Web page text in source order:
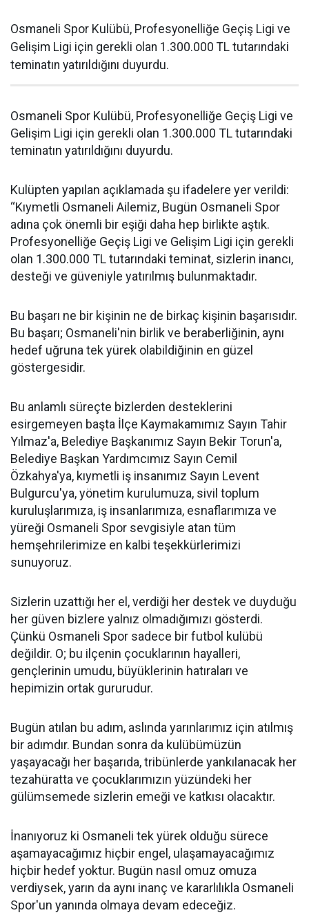
Osmaneli Spor Kulübü, Profesyonelliğe Geçiş Ligi ve
Gelişim Ligi için gerekli olan 1.300.000 TL tutarındaki
teminatın yatırıldığını duyurdu.
Osmaneli Spor Kulübü, Profesyonelliğe Geçiş Ligi ve
Gelişim Ligi için gerekli olan 1.300.000 TL tutarındaki
teminatın yatırıldığını duyurdu.
Kulüpten yapılan açıklamada şu ifadelere yer verildi:
“Kıymetli Osmaneli Ailemiz, Bugün Osmaneli Spor
adına çok önemli bir eşiği daha hep birlikte aştık.
Profesyonelliğe Geçiş Ligi ve Gelişim Ligi için gerekli
olan 1.300.000 TL tutarındaki teminat, sizlerin inancı,
desteği ve güveniyle yatırılmış bulunmaktadır.
Bu başarı ne bir kişinin ne de birkaç kişinin başarısıdır.
Bu başarı; Osmaneli'nin birlik ve beraberliğinin, aynı
hedef uğruna tek yürek olabildiğinin en güzel
göstergesidir.
Bu anlamlı süreçte bizlerden desteklerini
esirgemeyen başta İlçe Kaymakamımız Sayın Tahir
Yılmaz'a, Belediye Başkanımız Sayın Bekir Torun'a,
Belediye Başkan Yardımcımız Sayın Cemil
Özkahya'ya, kıymetli iş insanımız Sayın Levent
Bulgurcu'ya, yönetim kurulumuza, sivil toplum
kuruluşlarımıza, iş insanlarımıza, esnaflarımıza ve
yüreği Osmaneli Spor sevgisiyle atan tüm
hemşehrilerimize en kalbi teşekkürlerimizi
sunuyoruz.
Sizlerin uzattığı her el, verdiği her destek ve duyduğu
her güven bizlere yalnız olmadığımızı gösterdi.
Çünkü Osmaneli Spor sadece bir futbol kulübü
değildir. O; bu ilçenin çocuklarının hayalleri,
gençlerinin umudu, büyüklerinin hatıraları ve
hepimizin ortak gururudur.
Bugün atılan bu adım, aslında yarınlarımız için atılmış
bir adımdır. Bundan sonra da kulübümüzün
yaşayacağı her başarıda, tribünlerde yankılanacak her
tezahüratta ve çocuklarımızın yüzündeki her
gülümsemede sizlerin emeği ve katkısı olacaktır.
İnanıyoruz ki Osmaneli tek yürek olduğu sürece
aşamayacağımız hiçbir engel, ulaşamayacağımız
hiçbir hedef yoktur. Bugün nasıl omuz omuza
verdiysek, yarın da aynı inanç ve kararlılıkla Osmaneli
Spor'un yanında olmaya devam edeceğiz.